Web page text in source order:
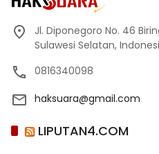
Jl. Diponegoro No. 46
Sulawesi Selatan,
0816340098
haksuara@gmail.com
LIPUTAN4.COM